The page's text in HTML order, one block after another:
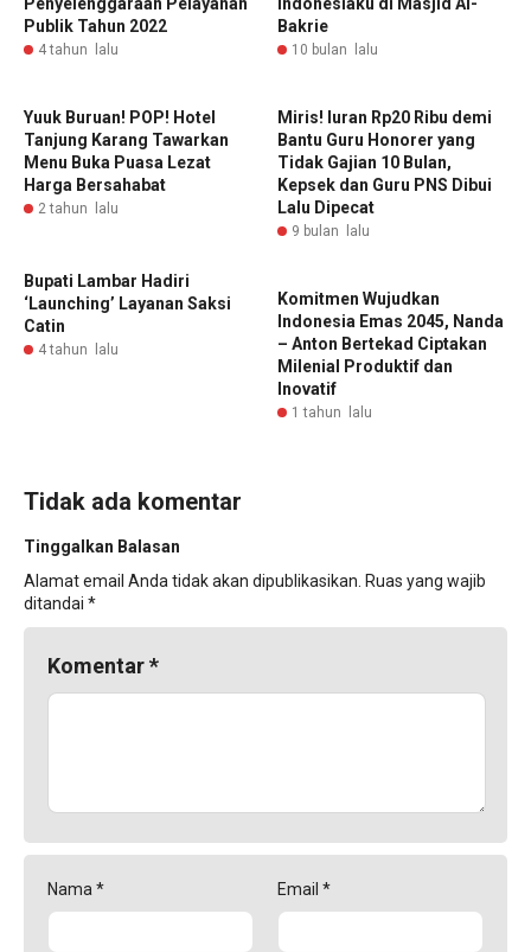
Publik Tahun 2022
4 tahun lalu
Bakrie ‎
10 bulan lalu
Yuuk Buruan! POP! Hotel
Tanjung Karang Tawarkan
Menu Buka Puasa Lezat
Harga Bersahabat
2 tahun lalu
Miris! Iuran Rp20 Ribu demi
Bantu Guru Honorer yang
Tidak Gajian 10 Bulan,
Kepsek dan Guru PNS Dibui
Lalu Dipecat
9 bulan lalu
Bupati Lambar Hadiri
‘Launching’ Layanan Saksi
Catin
4 tahun lalu
Komitmen Wujudkan
Indonesia Emas 2045, Nanda
– Anton Bertekad Ciptakan
Milenial Produktif dan
Inovatif
1 tahun lalu
Tidak ada komentar
Tinggalkan Balasan
Alamat email Anda tidak akan dipublikasikan. Ruas yang wajib
ditandai *
Komentar*
Nama * Email *